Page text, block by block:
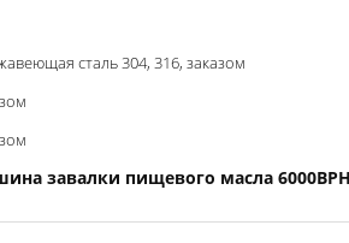
сталь 304, 316, заказом
завалки пищевого масла 6000BPH